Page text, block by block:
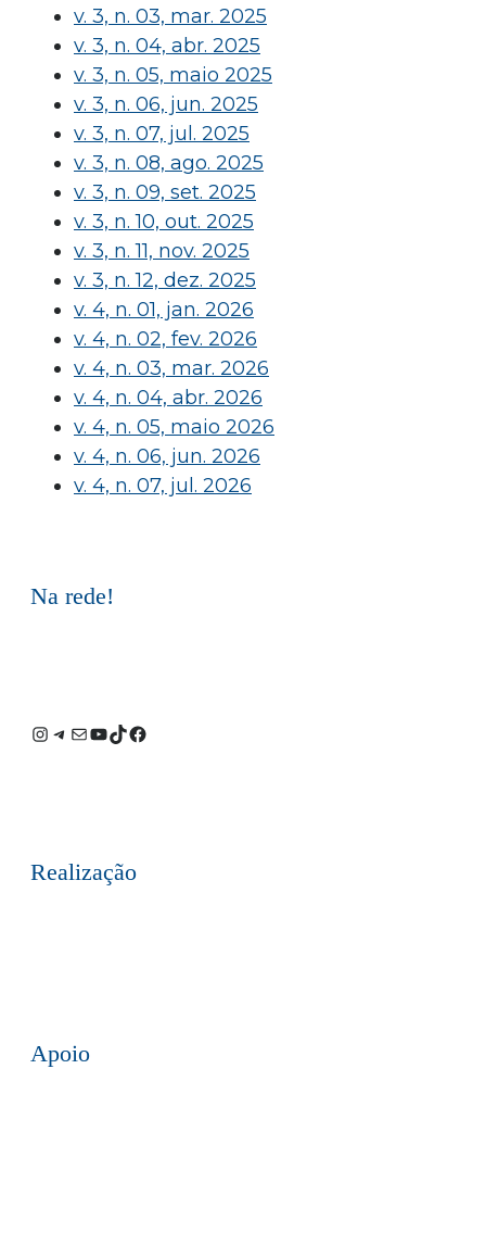
v. 3, n. 03, mar. 2025
v. 3, n. 04, abr. 2025
v. 3, n. 05, maio 2025
v. 3, n. 06, jun. 2025
v. 3, n. 07, jul. 2025
v. 3, n. 08, ago. 2025
v. 3, n. 09, set. 2025
v. 3, n. 10, out. 2025
v. 3, n. 11, nov. 2025
v. 3, n. 12, dez. 2025
v. 4, n. 01, jan. 2026
v. 4, n. 02, fev. 2026
v. 4, n. 03, mar. 2026
v. 4, n. 04, abr. 2026
v. 4, n. 05, maio 2026
v. 4, n. 06, jun. 2026
v. 4, n. 07, jul. 2026
Na rede!
Instagram
Telegram
E-Youtube
TikTok
Facebook
Realização
Apoio